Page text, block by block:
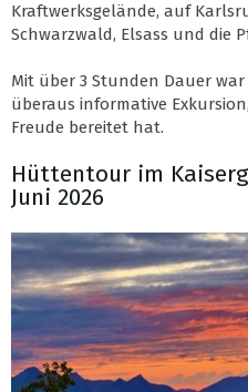
Kraftwerksgelände, auf
Schwarzwald, Elsass und die
Mit über 3 Stunden Dauer
überaus informative
Freude bereitet hat.
Hüttentour im
Juni 2026